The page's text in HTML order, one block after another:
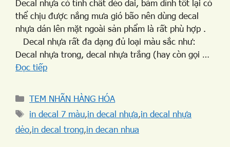
Decal nhựa có tính chất dẻo dai, bám dính tốt lại có
thể chịu được nắng mưa gió bão nên dùng decal
nhựa dán lên mặt ngoài sản phẩm là rất phù hợp .
Decal nhựa rất đa dạng đủ loại màu sắc như:
Decal nhựa trong, decal nhựa trắng (hay còn gọi …
Đọc tiếp
TEM NHÃN HÀNG HÓA
in decal 7 màu,in decal nhựa,in decal nhựa
dẻo,in decal trong,in decan nhua